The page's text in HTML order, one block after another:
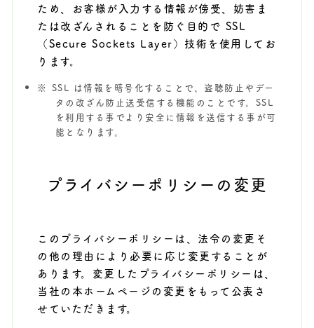
ため、お客様が入力する情報が傍受、妨害ま
たは改ざんされることを防ぐ目的で SSL
（Secure Sockets Layer）技術を使用してお
ります。
SSL は情報を暗号化することで、盗聴防止やデー
タの改ざん防止送受信する機能のことです。SSL
を利用する事でより安全に情報を送信する事が可
能となります。
プライバシーポリシーの変更
このプライバシーポリシーは、法令の変更そ
の他の理由により必要に応じ変更することが
あります。変更したプライバシーポリシーは、
当社の本ホームページの変更をもって公表さ
せていただきます。